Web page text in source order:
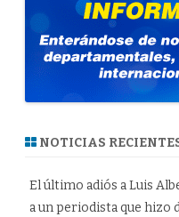
NOTICIAS
El último adiós a Luis
a un periodista que hizo